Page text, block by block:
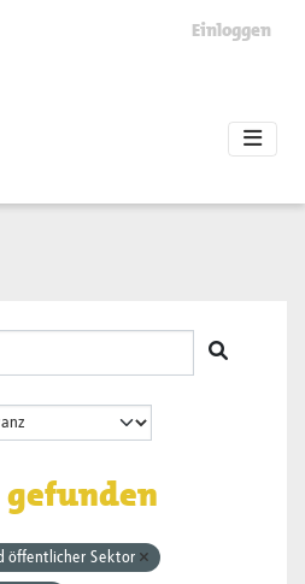
Einloggen
gefunden
öffentlicher Sektor